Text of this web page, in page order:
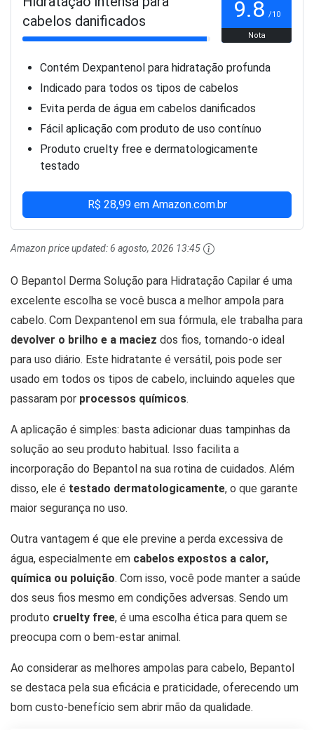
cabelos danificados
9.8 /10
Nota
Contém Dexpantenol para hidratação profunda
Indicado para todos os tipos de cabelos
Evita perda de água em cabelos danificados
Fácil aplicação com produto de uso contínuo
Produto cruelty free e dermatologicamente
testado
R$ 28,99 em Amazon.com.br
Amazon price updated:6 agosto, 2026 13:45
O Bepantol Derma Solução para Hidratação Capilar é uma
excelente escolha se você busca a melhor ampola para
cabelo. Com Dexpantenol em sua fórmula, ele trabalha para
devolver o brilho e a maciez dos fios, tornando-o ideal
para uso diário. Este hidratante é versátil, pois pode ser
usado em todos os tipos de cabelo, incluindo aqueles que
passaram por processos químicos.
A aplicação é simples: basta adicionar duas tampinhas da
solução ao seu produto habitual. Isso facilita a
incorporação do Bepantol na sua rotina de cuidados. Além
disso, ele é testado dermatologicamente, o que garante
maior segurança no uso.
Outra vantagem é que ele previne a perda excessiva de
água, especialmente em cabelos expostos a calor,
química ou poluição. Com isso, você pode manter a saúde
dos seus fios mesmo em condições adversas. Sendo um
produto cruelty free, é uma escolha ética para quem se
preocupa com o bem-estar animal.
Ao considerar as melhores ampolas para cabelo, Bepantol
se destaca pela sua eficácia e praticidade, oferecendo um
bom custo-benefício sem abrir mão da qualidade.